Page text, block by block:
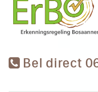
Bel direct